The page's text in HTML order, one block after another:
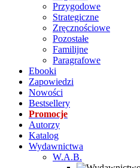
Przygodowe
Strategiczne
Zręcznościowe
Pozostałe
Familijne
Paragrafowe
Ebooki
Zapowiedzi
Nowości
Bestsellery
Promocje
Autorzy
Katalog
Wydawnictwa
W.A.B.